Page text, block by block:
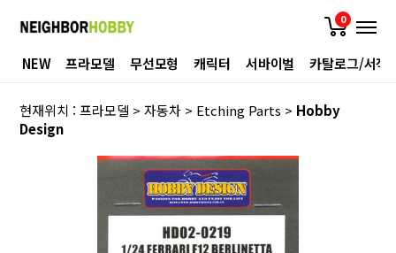
0
NEW 프라모델 무선모형 캐릭터 서바이벌 카탈로그/서적
현재위치 :프라모델 >자동차 > Etching Parts > Hobby
Design